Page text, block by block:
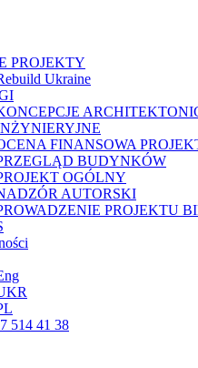
PROJEKTY
Ukraine
FINANSOWA
BUDYNKÓW
OGÓLNY
AUTORSKI
PROJEKTU
514 41 38